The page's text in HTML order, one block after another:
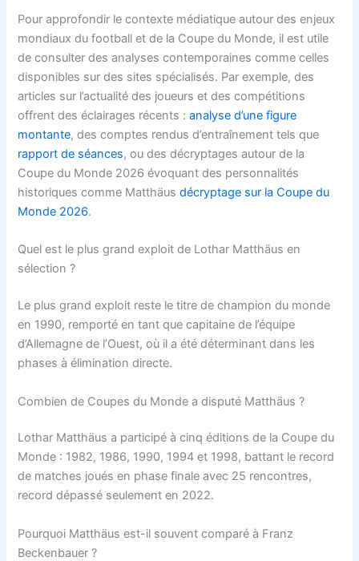
Pour approfondir le contexte médiatique autour des enjeux
mondiaux du football et de la Coupe du Monde, il est utile
de consulter des analyses contemporaines comme celles
disponibles sur des sites spécialisés. Par exemple, des
articles sur l’actualité des joueurs et des compétitions
offrent des éclairages récents :analyse d’une figure
montante, des comptes rendus d’entraînement tels que
rapport de séances, ou des décryptages autour de la
Coupe du Monde 2026 évoquant des personnalités
historiques comme Matthäusdécryptage sur la Coupe du
Monde 2026.
Quel est le plus grand exploit de Lothar Matthäus en
sélection ?
Le plus grand exploit reste le titre de champion du monde
en 1990, remporté en tant que capitaine de l’équipe
d’Allemagne de l’Ouest, où il a été déterminant dans les
phases à élimination directe.
Combien de Coupes du Monde a disputé Matthäus ?
Lothar Matthäus a participé à cinq éditions de la Coupe du
Monde : 1982, 1986, 1990, 1994 et 1998, battant le record
de matches joués en phase finale avec 25 rencontres,
record dépassé seulement en 2022.
Pourquoi Matthäus est-il souvent comparé à Franz
Beckenbauer ?